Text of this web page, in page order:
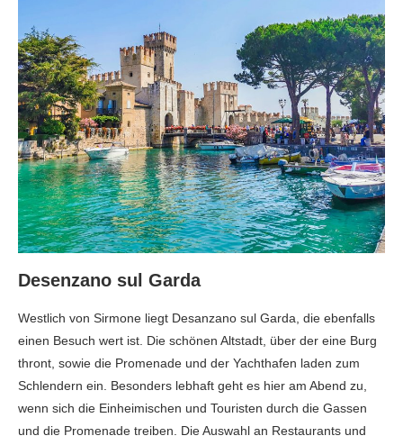
Desenzano sul Garda
Westlich von Sirmone liegt Desanzano sul Garda, die ebenfalls
einen Besuch wert ist. Die schönen Altstadt, über der eine Burg
thront, sowie die Promenade und der Yachthafen laden zum
Schlendern ein. Besonders lebhaft geht es hier am Abend zu,
wenn sich die Einheimischen und Touristen durch die Gassen
und die Promenade treiben. Die Auswahl an Restaurants und